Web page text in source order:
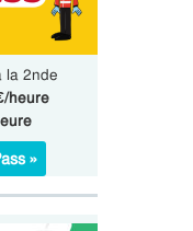
la 2nde
heure
»